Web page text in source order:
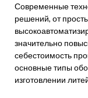
Современные
решений, от
значительно
себестоимость
основные типы
изготовлении